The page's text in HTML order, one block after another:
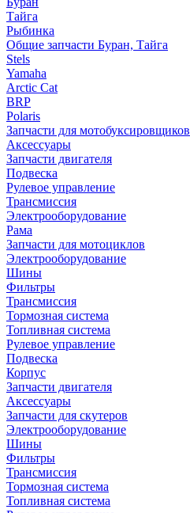
Тайга
Рыбинка
Общие запчасти Буран, Тайга
Stels
Yamaha
Arctic Cat
BRP
Polaris
Запчасти для мотобуксировщиков
Аксессуары
Запчасти двигателя
Подвеска
Рулевое управление
Трансмиссия
Электрооборудование
Рама
Запчасти для мотоциклов
Электрооборудование
Шины
Фильтры
Трансмиссия
Тормозная система
Топливная система
Рулевое управление
Подвеска
Корпус
Запчасти двигателя
Аксессуары
Запчасти для скутеров
Электрооборудование
Шины
Фильтры
Трансмиссия
Тормозная система
Топливная система